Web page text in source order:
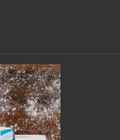
) Svizzera